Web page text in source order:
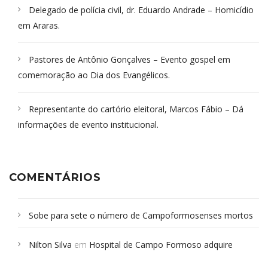
Delegado de polícia civil, dr. Eduardo Andrade – Homicídio
em Araras.
Pastores de Antônio Gonçalves – Evento gospel em
comemoração ao Dia dos Evangélicos.
Representante do cartório eleitoral, Marcos Fábio – Dá
informações de evento institucional.
COMENTÁRIOS
Sobe para sete o número de Campoformosenses mortos
Campoformosenses que morreram em desabamentos são
Nilton Silva em Hospital de Campo Formoso adquire